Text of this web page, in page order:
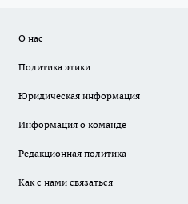
О нас
Политика этики
Юридическая информация
Информация о команде
Редакционная политика
Как с нами связаться